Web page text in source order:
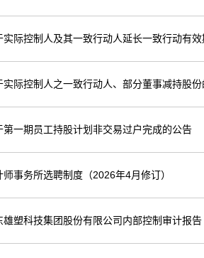
实际控制人及其一致行动人延长一致行动有
实际控制人之一致行动人、部分董事减持股
第一期员工持股计划非交易过户完成的公告
事务所选聘制度（2026年4月修订）
塑科技集团股份有限公司内部控制审计报告